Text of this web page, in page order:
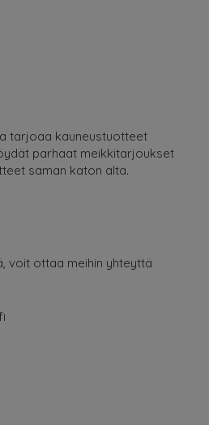
tarjoaa kauneustuotteet
parhaat meikkitarjoukset
saman katon alta.
voit ottaa meihin yhteyttä